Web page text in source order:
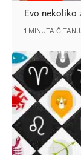
Evo nekoliko
1 MINUTA